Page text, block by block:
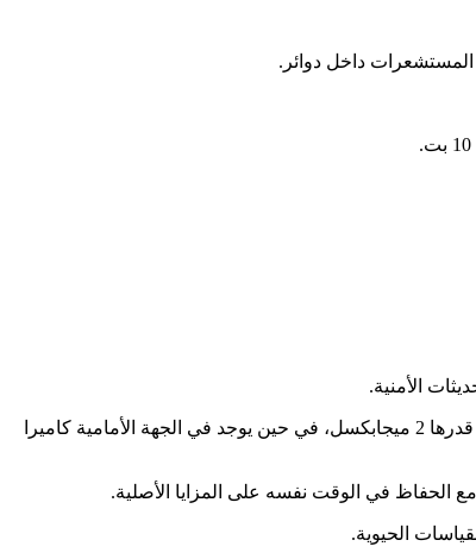
وزودت أوبو الجهاز بكاميرا خلفية ثلاثية بعدسة أساسية بدقة قدرها 64 ميجابكسل وعدسة فائقة الاتساع بدقة قدرها 8 ميجابكسل وعدسة ماكرو بدقة قدرها 2 ميجابكسل، في حين يوجد في الجهة الأمامية كاميرا
الحفاظ في الوقت نفسه على المزايا الأصلية.